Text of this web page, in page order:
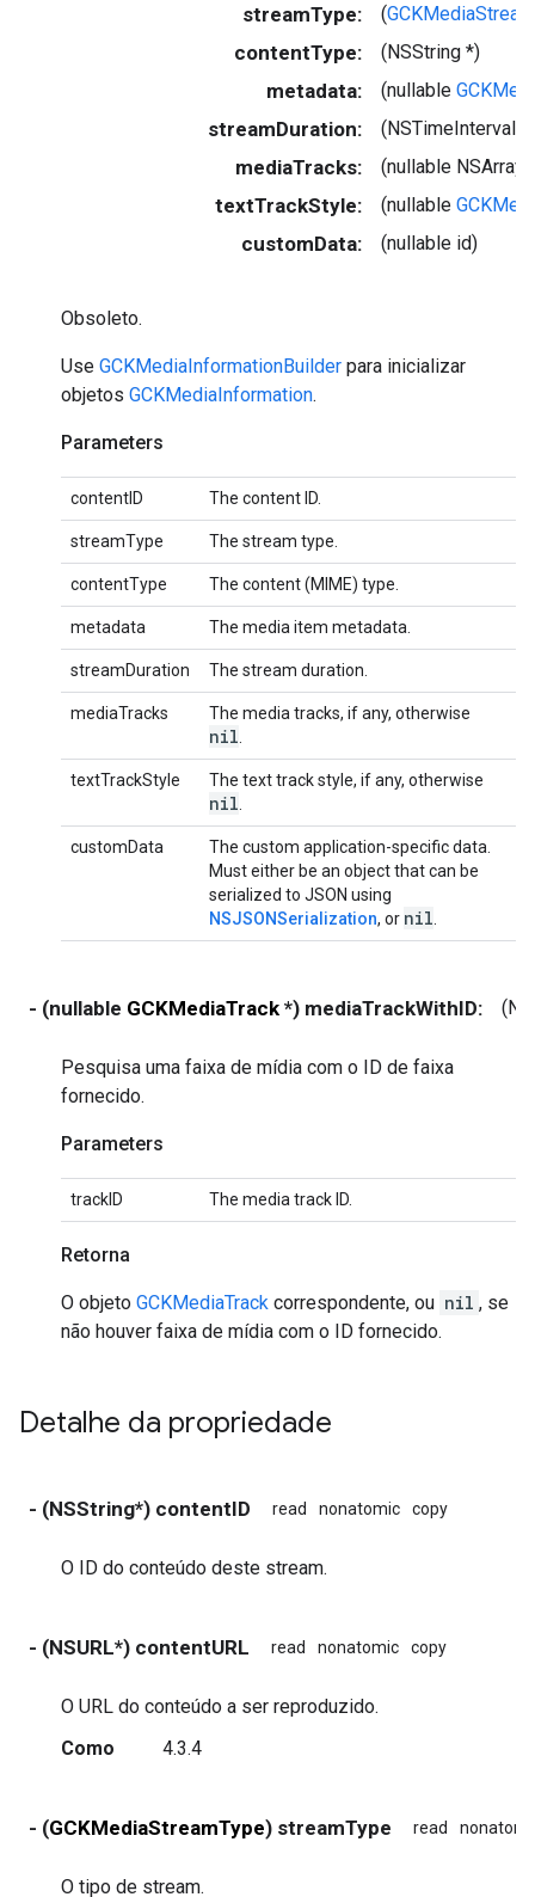
streamType: (
contentType: (NSString *)
metadata: (nullable
streamDuration: (NSTimeInterval)
mediaTracks: (nullable
textTrackStyle: (nullable
customData: (nullable id)
Obsoleto.
Use GCKMediaInformationBuilder para inicializar
objetos GCKMediaInformation.
Parameters
contentID The content ID.
streamType The stream type.
contentType The content (MIME) type.
metadata The media item metadata.
streamDuration The stream duration.
mediaTracks The media tracks, if any, otherwise
nil
textTrackStyle The text track style, if any, otherwise
nil
customData
The custom application-specific data.
Must either be an object that can be
serialized to JSON using
NSJSONSerialization, or nil
- (nullable GCKMediaTrack *) mediaTrackWithID:
Pesquisa uma faixa de mídia com o ID de faixa
fornecido.
Parameters
trackID The media track ID.
Retorna
O objeto GCKMediaTrack correspondente, ou nil , se
não houver faixa de mídia com o ID fornecido.
Detalhe da propriedade
- (NSString*) contentID read nonatomic copy
O ID do conteúdo deste stream.
- (NSURL*) contentURL read nonatomic copy
O URL do conteúdo a ser reproduzido.
Como
4.3.4
- (GCKMediaStreamType) streamType read
O tipo de stream.